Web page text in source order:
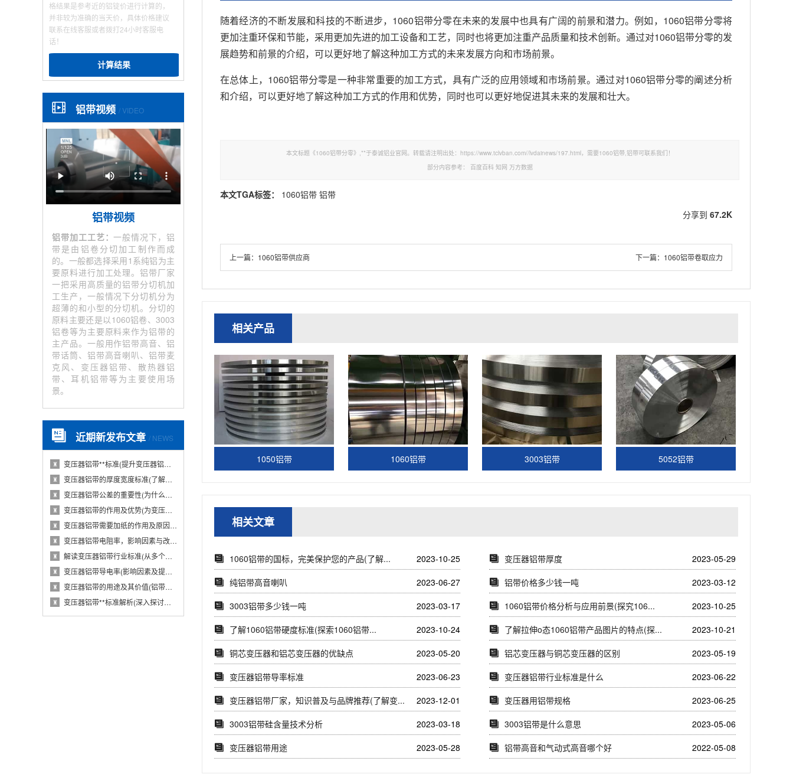
格结果是参考近的铝锭价进行计算的，
并非较为准确的当天价，具体价格建议
联系在线客服或者拨打24小时客服电
话！
计算结果
铝带视频 / VIDEO
铝带视频
铝带加工工艺：一般情况下，铝
带是由铝卷分切加工制作而成
的。一般都选择采用1系纯铝为主
要原料进行加工处理。铝带厂家
一把采用高质量的铝带分切机加
工生产，一般情况下分切机分为
超薄的和小型的分切机。分切的
原料主要还是以1060铝卷、3003
铝卷等为主要原料来作为铝带的
主产品。一般用作铝带高音、铝
带话筒、铝带高音喇叭、铝带麦
克风、变压器铝带、散热器铝
带、耳机铝带等为主要使用场
景。
近期新发布文章 / NEWS
♜ 变压器铝带**标准(提升变压器铝带质量的国···
♜ 变压器铝带的厚度宽度标准(了解变压器铝带的···
♜ 变压器铝带公差的重要性(为什么变压器铝带公···
♜ 变压器铝带的作用及优势(为变压器提供导电性···
♜ 变压器铝带需要加纸的作用及原因(从电气性能···
♜ 变压器铝带电阻率，影响因素与改进措施(分析···
♜ 解读变压器铝带行业标准(从多个维度探究变压···
♜ 变压器铝带导电率(影响因素及提高方法)
♜ 变压器铝带的用途及其价值(铝带在变压器中的···
♜ 变压器铝带**标准解析(深入探讨变压器铝带···
随着经济的不断发展和科技的不断进步，1060铝带分零在未来的发展中也具有广阔的前景和潜力。例如，1060铝带分零将
更加注重环保和节能，采用更加先进的加工设备和工艺，同时也将更加注重产品质量和技术创新。通过对1060铝带分零的发
展趋势和前景的介绍，可以更好地了解这种加工方式的未来发展方向和市场前景。
在总体上，1060铝带分零是一种非常重要的加工方式，具有广泛的应用领域和市场前景。通过对1060铝带分零的阐述分析
和介绍，可以更好地了解这种加工方式的作用和优势，同时也可以更好地促进其未来的发展和壮大。
本文标题《1060铝带分零》,**于泰诚铝业官网。转载请注明出处：https://www.tclvban.com//lvdainews/197.html，需要1060铝带,铝带可联系我们！
部分内容参考：
百度百科 知网 万方数据
本文TGA标签： 1060铝带 铝带
分享到 67.2K
上一篇： 1060铝带供应商 下一篇： 1060铝带卷取应力
相关产品
1050铝带 1060铝带 3003铝带 5052铝带
相关文章
1060铝带的国标，完美保护您的产品(了解... 2023-10-25 变压器铝带厚度
2023-05-29
纯铝带高音喇叭
2023-06-27 铝带价格多少钱一吨
2023-03-12
3003铝带多少钱一吨
2023-03-17 1060铝带价格分析与应用前景(探究106...
2023-10-25
了解1060铝带硬度标准(探索1060铝带...
2023-10-24 了解拉伸o态1060铝带产品图片的特点(探...
2023-10-21
铜芯变压器和铝芯变压器的优缺点
2023-05-20 铝芯变压器与铜芯变压器的区别
2023-05-19
变压器铝带导率标准
2023-06-23 变压器铝带行业标准是什么
2023-06-22
变压器铝带厂家，知识普及与品牌推荐(了解变...
2023-12-01 变压器用铝带规格
2023-06-25
3003铝带硅含量技术分析
2023-03-18 3003铝带是什么意思
2023-05-06
变压器铝带用途
2023-05-28 铝带高音和气动式高音哪个好 2022-05-08